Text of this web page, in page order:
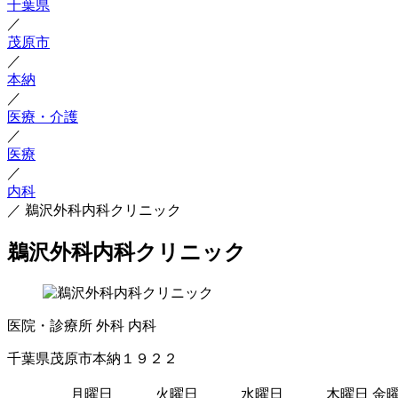
千葉県
／
茂原市
／
本納
／
医療・介護
／
医療
／
内科
／ 鵜沢外科内科クリニック
鵜沢外科内科クリニック
医院・診療所 外科 内科
千葉県茂原市本納１９２２
月曜日 火曜日 水曜日 木曜日 金